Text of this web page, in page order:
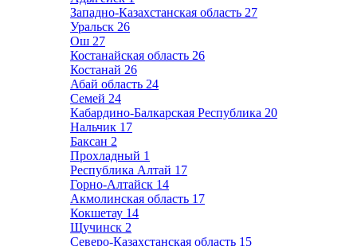
Западно-Казахстанская область 27
Уральск 26
Ош 27
Костанайская область 26
Костанай 26
Абай область 24
Семей 24
Кабардино-Балкарская Республика 20
Нальчик 17
Баксан 2
Прохладный 1
Республика Алтай 17
Горно-Алтайск 14
Акмолинская область 17
Кокшетау 14
Щучинск 2
Северо-Казахстанская область 15